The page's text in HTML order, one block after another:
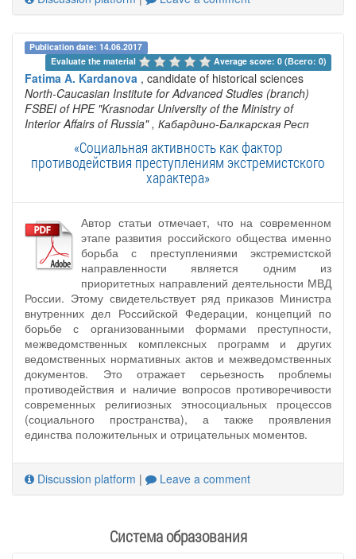
Publication date: 14.06.2017
Evaluate the material
Average score: 0 (Всего: 0)
Fatima A. Kardanova , candidate of historical sciences
North-Caucasian Institute for Advanced Studies (branch)
FSBEI of HPE "Krasnodar University of the Ministry of
Interior Affairs of Russia" , Кабардино-Балкарская Респ
«Социальная активность как фактор
противодействия преступлениям экстремистского
характера»
Автор статьи отмечает, что на современном
этапе развития российского общества именно
борьба с преступлениями экстремистской
направленности является одним из
приоритетных направлений деятельности МВД
России. Этому свидетельствует ряд приказов Министра
внутренних дел Российской Федерации, концепций по
борьбе с организованными формами преступности,
межведомственных комплексных программ и других
ведомственных нормативных актов и межведомственных
документов. Это отражает серьезность проблемы
противодействия и наличие вопросов противоречивости
современных религиозных этносоциальных процессов
(социального пространства), а также проявления
единства положительных и отрицательных моментов.
Discussion platform | Leave a comment
Система образования